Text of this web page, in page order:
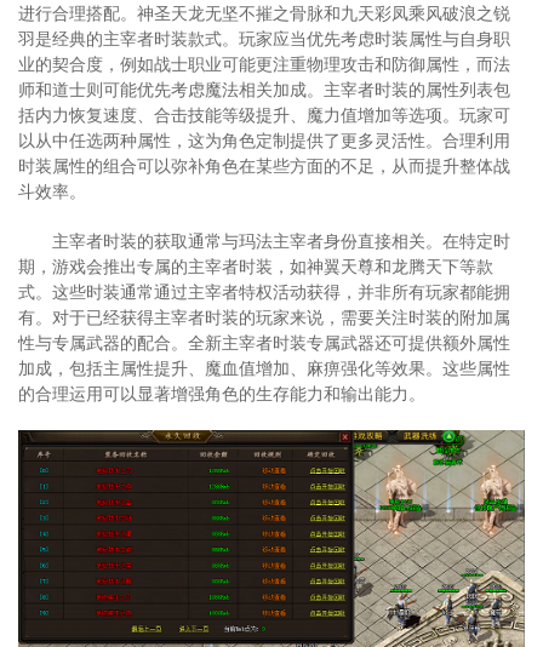
进行合理搭配。神圣天龙无坚不摧之骨脉和九天彩凤乘风破浪之锐
羽是经典的主宰者时装款式。玩家应当优先考虑时装属性与自身职
业的契合度，例如战士职业可能更注重物理攻击和防御属性，而法
师和道士则可能优先考虑魔法相关加成。主宰者时装的属性列表包
括内力恢复速度、合击技能等级提升、魔力值增加等选项。玩家可
以从中任选两种属性，这为角色定制提供了更多灵活性。合理利用
时装属性的组合可以弥补角色在某些方面的不足，从而提升整体战
斗效率。
主宰者时装的获取通常与玛法主宰者身份直接相关。在特定时
期，游戏会推出专属的主宰者时装，如神翼天尊和龙腾天下等款
式。这些时装通常通过主宰者特权活动获得，并非所有玩家都能拥
有。对于已经获得主宰者时装的玩家来说，需要关注时装的附加属
性与专属武器的配合。全新主宰者时装专属武器还可提供额外属性
加成，包括主属性提升、魔血值增加、麻痹强化等效果。这些属性
的合理运用可以显著增强角色的生存能力和输出能力。